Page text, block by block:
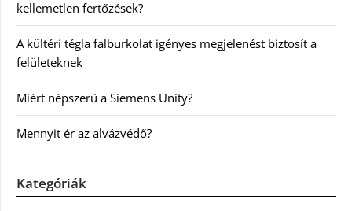
kellemetlen fertőzések?
A kültéri tégla falburkolat igényes megjelenést biztosít a
felületeknek
Miért népszerű a Siemens Unity?
Mennyit ér az alvázvédő?
Kategóriák